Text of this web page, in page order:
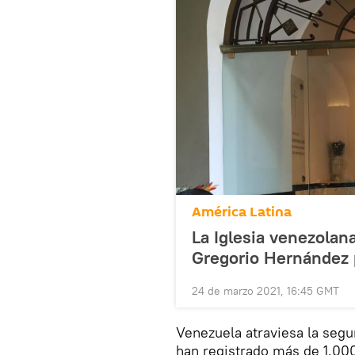
América Latina
La Iglesia
Gregorio
24 de marzo 2021, 16:45 GMT
Venezuela atraviesa la
han registrado más de